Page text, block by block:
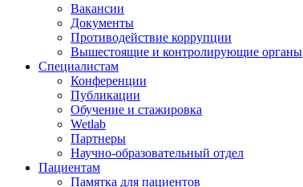
Вакансии
Документы
Противодействие коррупции
Вышестоящие и контролирующие органы
Специалистам
Конференции
Публикации
Обучение и стажировка
Wetlab
Партнеры
Научно-образовательный отдел
Пациентам
Памятка для пациентов